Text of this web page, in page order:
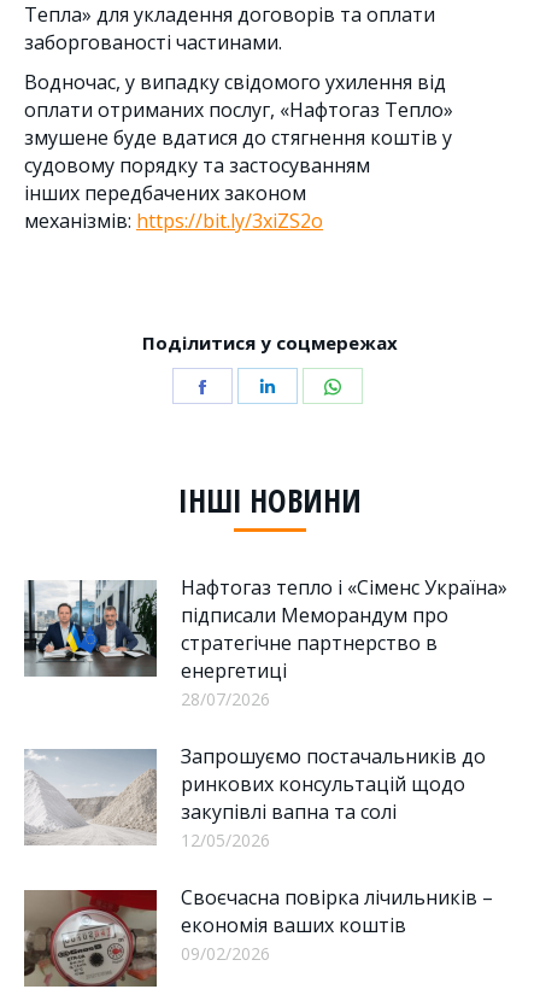
Тепла» для укладення договорів та оплати
заборгованості частинами.
Водночас, у випадку свідомого ухилення від
оплати отриманих послуг, «Нафтогаз Тепло»
змушене буде вдатися до стягнення коштів у
судовому порядку та застосуванням
інших передбачених законом
механізмів: https://bit.ly/3xiZS2o
Поділитися у соцмережах
Share
Share
ІНШІ НОВИНИ
Нафтогаз тепло і «Сіменс Україна»
підписали Меморандум про
стратегічне партнерство в
енергетиці
28/07/2026
Запрошуємо постачальників до
ринкових консультацій щодо
закупівлі вапна та солі
12/05/2026
Своєчасна повірка лічильників –
економія ваших коштів
09/02/2026